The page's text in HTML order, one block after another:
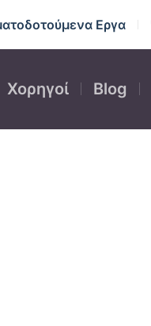
Εργα
Χορηγοί Blog